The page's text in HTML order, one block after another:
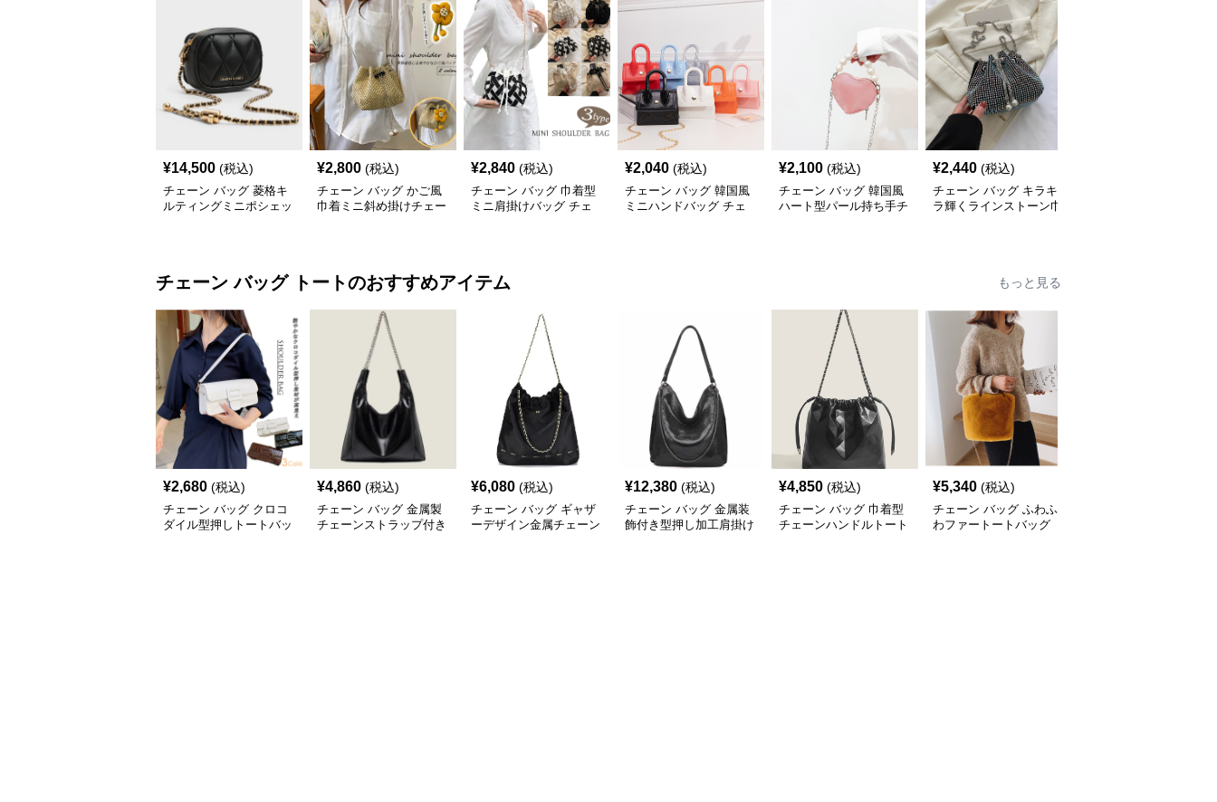
¥14,500 (税込)
チェーン バッグ 菱格キ
ルティングミニポシェッ
¥2,800 (税込)
チェーン バッグ かご風
巾着ミニ斜め掛けチェー
¥2,840 (税込)
チェーン バッグ 巾着型
ミニ肩掛けバッグ チェ
¥2,040 (税込)
チェーン バッグ 韓国風
ミニハンドバッグ チェ
¥2,100 (税込)
チェーン バッグ 韓国風
ハート型パール持ち手チ
¥2,440 (税込)
チェーン バッグ キラキ
ラ輝くラインストーン巾
チェーン バッグ トートのおすすめアイテム もっと見る
¥2,680 (税込)
チェーン バッグ クロコ
ダイル型押しトートバッ
¥4,860 (税込)
チェーン バッグ 金属製
チェーンストラップ付き
¥6,080 (税込)
チェーン バッグ ギャザ
ーデザイン金属チェーン
¥12,380 (税込)
チェーン バッグ 金属装
飾付き型押し加工肩掛け
¥4,850 (税込)
チェーン バッグ 巾着型
チェーンハンドルトート
¥5,340 (税込)
チェーン バッグ ふわふ
わファートートバッグ